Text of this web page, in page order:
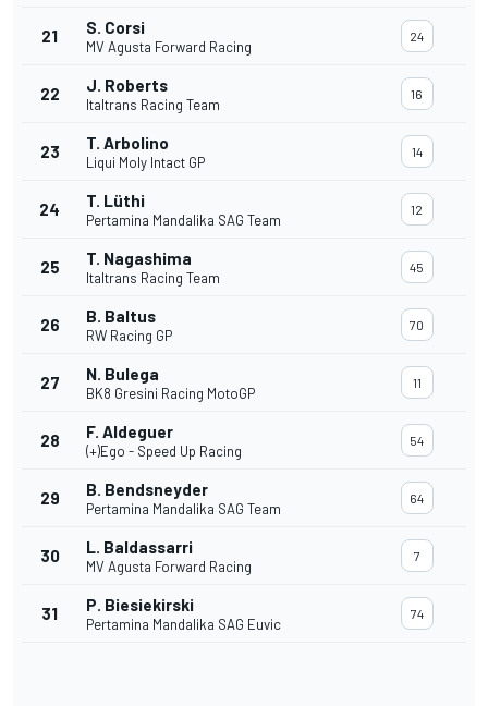
21 S. Corsi
MV Agusta Forward Racing
24
22 J. Roberts
Italtrans Racing Team
16
23 T. Arbolino
Liqui Moly Intact GP
14
24 T. Lüthi
Pertamina Mandalika SAG Team
12
25 T. Nagashima
Italtrans Racing Team
45
26 B. Baltus
RW Racing GP
70
27 N. Bulega
BK8 Gresini Racing MotoGP
11
28 F. Aldeguer
(+)Ego - Speed Up Racing
54
29 B. Bendsneyder
Pertamina Mandalika SAG Team
64
30 L. Baldassarri
MV Agusta Forward Racing
7
31 P. Biesiekirski
Pertamina Mandalika SAG Euvic
74